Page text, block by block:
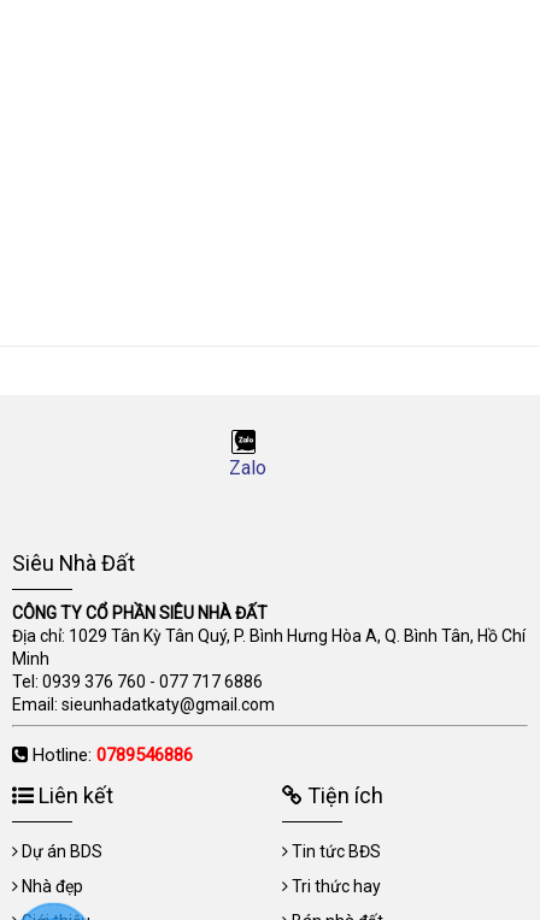
Zalo
Siêu Nhà Đất
CÔNG TY CỔ PHẦN SIÊU NHÀ ĐẤT
Địa chỉ: 1029 Tân Kỳ Tân Quý, P. Bình Hưng Hòa A, Q. Bình Tân, Hồ Chí
Minh
Tel: 0939 376 760 - 077 717 6886
Email: sieunhadatkaty@gmail.com
Hotline: 0789546886
Liên kết
Dự án BDS
Nhà đẹp
Tiện ích
Tin tức BĐS
Tri thức hay